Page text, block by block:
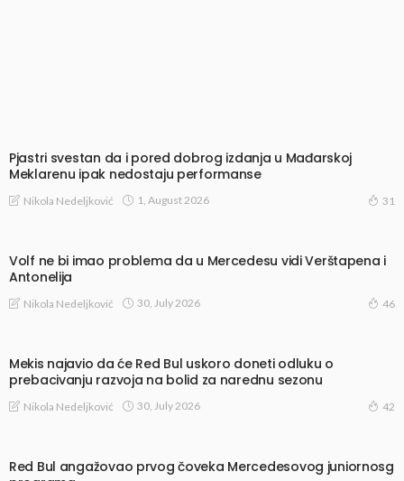
Pjastri svestan da i pored dobrog izdanja u Mađarskoj
Meklarenu ipak nedostaju performanse
Nikola Nedeljković 1, August 2026 31
Volf ne bi imao problema da u Mercedesu vidi Verštapena i
Antonelija
Nikola Nedeljković 30, July 2026 46
Mekis najavio da će Red Bul uskoro doneti odluku o
prebacivanju razvoja na bolid za narednu sezonu
Nikola Nedeljković 30, July 2026 42
Red Bul angažovao prvog čoveka Mercedesovog juniornosg